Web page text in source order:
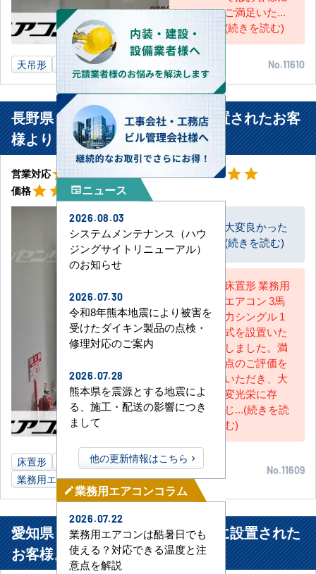
ご満足いた...
(続きを読む)
天吊形 8馬力 埼玉県 No.11610
長野県 佐久市 建設業事務所に設置されたお客
様より
営業対応 星5
starstarstarstarstar 星5
starstarstarstarstar
価格 星5
starstar starstarstar
お客様
大変良かった
(続きを読む)
AC担当
床置形 業務用
エアコン 3馬
力シングル 1
式を設置いた
しました。満
点のご評価を
いただき、大
変光栄に存
じ...(続きを読
む)
床置形 建設業事務所
長野県
業務用エアコン
No.11609
愛知県 海部郡大治町 学習塾教室に設置された
お客様より
newspaperニュース
2026.08.03
システムメンテナンス（ハウ
ジングサイトリニューアル）
のお知らせ
2026.07.30
令和8年熊本地震により被害を
受けたダイキン製品の点検・
修理対応のご案内
2026.07.28
熊本県を震源とする地震によ
る、施工・配送の影響につき
まして
他の更新情報はこちら
mode_edit業務用エアコンコラム
2026.07.22
業務用エアコンは酷暑日でも
使える？対応できる温度と注
意点を解説